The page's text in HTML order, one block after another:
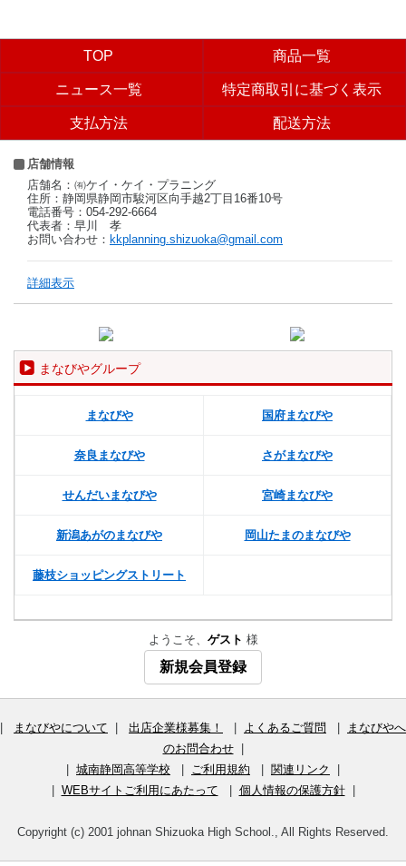
TOP 商品一覧
ニュース一覧 特定商取引に基づく表示
支払方法 配送方法
店舗情報
店舗名：㈲ケイ・ケイ・プラニング
住所：静岡県静岡市駿河区向手越2丁目16番10号
電話番号：054-292-6664
代表者：早川 孝
お問い合わせ： kkplanning.shizuoka@gmail.com
詳細表示
まなびやグループ
まなびや 国府まなびや
奈良まなびや さがまなびや
せんだいまなびや 宮崎まなびや
新潟あがのまなびや 岡山たまのまなびや
藤枝ショッピングストリート
ようこそ、 ゲスト 様
新規会員登録
まなびやについて 出店企業様募集！ よくあるご質問
まなびやへ
のお問合わせ|
城南静岡高等学校 ご利用規約 関連リンク
WEBサイトご利用にあたって 個人情報の保護方針|
Copyright (c) 2001 johnan Shizuoka High School., All Rights Reserved.